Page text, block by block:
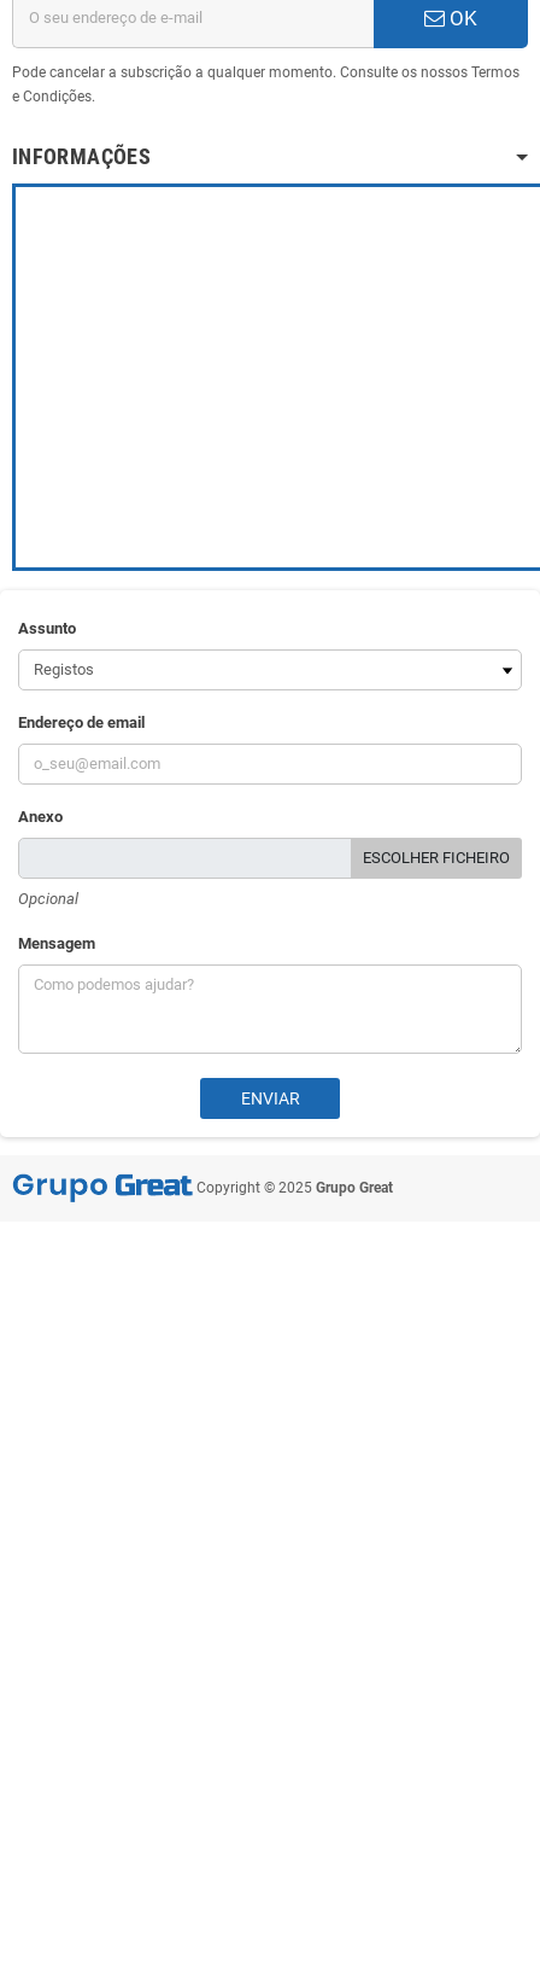
OK
Pode cancelar a subscrição a qualquer momento. Consulte os nossos Termos
e Condições.
INFORMAÇÕES
Assunto
Endereço de email
Anexo
ESCOLHER FICHEIRO
Opcional
Mensagem
Copyright © 2025 Grupo Great